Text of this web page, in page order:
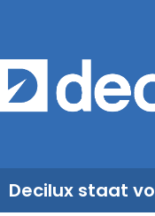
Decilux staat